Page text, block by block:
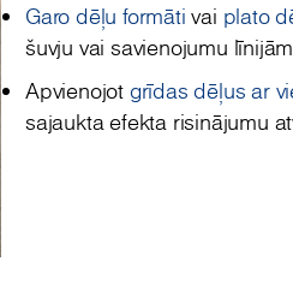
Garo dēļu formātivai plato
šuvju vai savienojumu
Apvienojot grīdas dēļus ar
sajaukta efekta risinājumu